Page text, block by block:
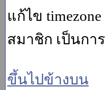
แก้ไข
สมาชิก เป็นก
ขึ้นไปข้างบน